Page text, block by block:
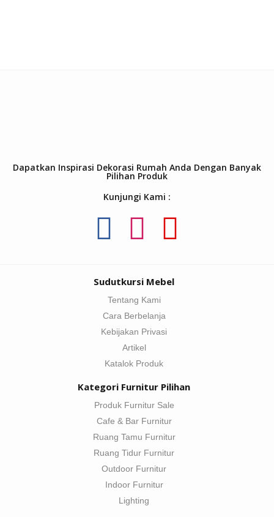
Dapatkan Inspirasi Dekorasi Rumah Anda Dengan Banyak
Pilihan Produk
Kunjungi Kami :
Sudutkursi Mebel
Tentang Kami
Cara Berbelanja
Kebijakan Privasi
Artikel
Katalok Produk
Kategori Furnitur Pilihan
Produk Furnitur Sale
Cafe & Bar Furnitur
Ruang Tamu Furnitur
Ruang Tidur Furnitur
Outdoor Furnitur
Indoor Furnitur
Lighting